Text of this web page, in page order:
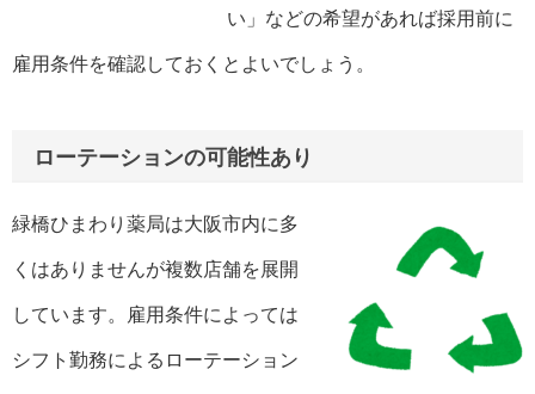
い」などの希望があれば採用前に
雇用条件を確認しておくとよいでしょう。
ローテーションの可能性あり
緑橋ひまわり薬局は大阪市内に多
くはありませんが複数店舗を展開
しています。雇用条件によっては
シフト勤務によるローテーション